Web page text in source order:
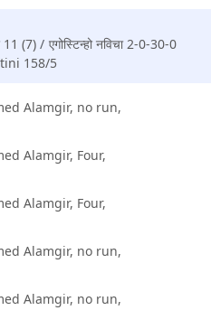
11 (7)
एगोस्टिन्हो नविचा 2-0-30-0
158/5
Alamgir, no run,
Alamgir, Four,
Alamgir, Four,
Alamgir, no run,
Alamgir, no run,